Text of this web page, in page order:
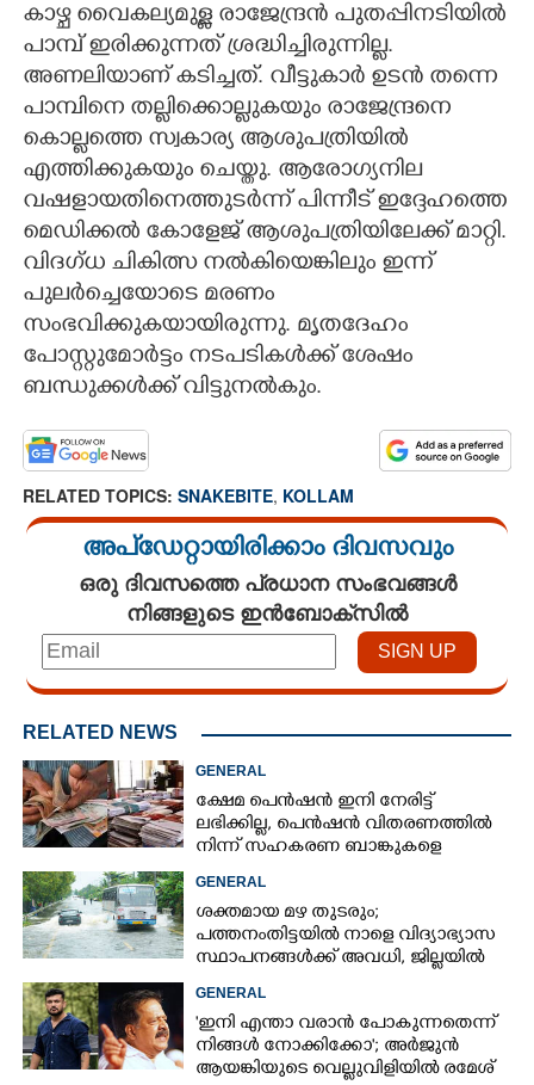
കാഴ്ച വൈകല്യമുള്ള രാജേന്ദ്രൻ പുതപ്പിനടിയിൽ
പാമ്പ് ഇരിക്കുന്നത് ശ്രദ്ധിച്ചിരുന്നില്ല.
അണലിയാണ് കടിച്ചത്. വീട്ടുകാർ ഉടൻ തന്നെ
പാമ്പിനെ തല്ലിക്കൊല്ലുകയും രാജേന്ദ്രനെ
കൊല്ലത്തെ സ്വകാര്യ ആശുപത്രിയിൽ
എത്തിക്കുകയും ചെയ്തു. ആരോഗ്യനില
വഷളായതിനെത്തുടർന്ന് പിന്നീട് ഇദ്ദേഹത്തെ
മെഡിക്കൽ കോളേജ് ആശുപത്രിയിലേക്ക് മാറ്റി.
വിദഗ്ധ ചികിത്സ നൽകിയെങ്കിലും ഇന്ന്
പുലർച്ചെയോടെ മരണം
സംഭവിക്കുകയായിരുന്നു. മൃതദേഹം
പോസ്റ്റുമോർട്ടം നടപടികൾക്ക് ശേഷം
ബന്ധുക്കൾക്ക് വിട്ടുനൽകും.
RELATED TOPICS: SNAKEBITE, KOLLAM
അപ്ഡേറ്റായിരിക്കാം ദിവസവും
ഒരു ദിവസത്തെ പ്രധാന സംഭവങ്ങൾ
നിങ്ങളുടെ ഇൻബോക്സിൽ
RELATED NEWS
GENERAL
ക്ഷേമ പെൻഷൻ ഇനി നേരിട്ട്
ലഭിക്കില്ല,​ പെൻഷൻ വിതരണത്തിൽ
നിന്ന് സഹകരണ ബാങ്കുകളെ
GENERAL
ശക്തമായ മഴ തുടരും;
പത്തനംതിട്ടയിൽ നാളെ വിദ്യാഭ്യാസ
സ്ഥാപനങ്ങൾക്ക് അവധി,​ ജില്ലയിൽ
GENERAL
'ഇനി എന്താ വരാൻ പോകുന്നതെന്ന്
നിങ്ങൾ നോക്കിക്കോ'; അർജുൻ
ആയങ്കിയുടെ വെല്ലുവിളിയിൽ രമേശ്